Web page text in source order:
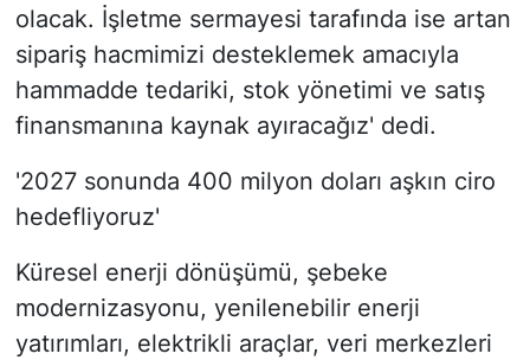
olacak. İşletme sermayesi tarafında ise artan
sipariş hacmimizi desteklemek amacıyla
hammadde tedariki, stok yönetimi ve satış
finansmanına kaynak ayıracağız' dedi.
'2027 sonunda 400 milyon doları aşkın ciro
hedefliyoruz'
Küresel enerji dönüşümü, şebeke
modernizasyonu, yenilenebilir enerji
yatırımları, elektrikli araçlar, veri merkezleri